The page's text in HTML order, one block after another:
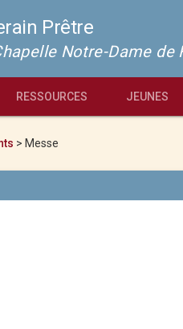
Prêtre
Notre-Dame
RESSOURCES JEUNES
> Messe